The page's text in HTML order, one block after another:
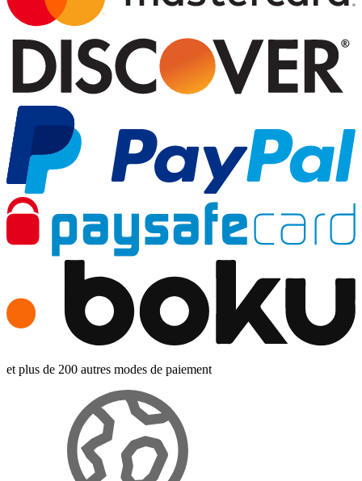
et plus de 200 autres modes de paiement